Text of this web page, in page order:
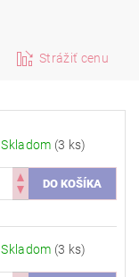
Strážiť cenu
Skladom (3 ks)
Skladom (3 ks)